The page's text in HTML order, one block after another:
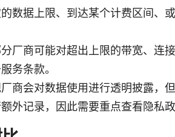
数据上限、到达某个计费区间、
厂商可能对超出上限的带宽、连
务条款。
商会对数据使用进行透明披露，
外记录，因此需要重点查看隐私政